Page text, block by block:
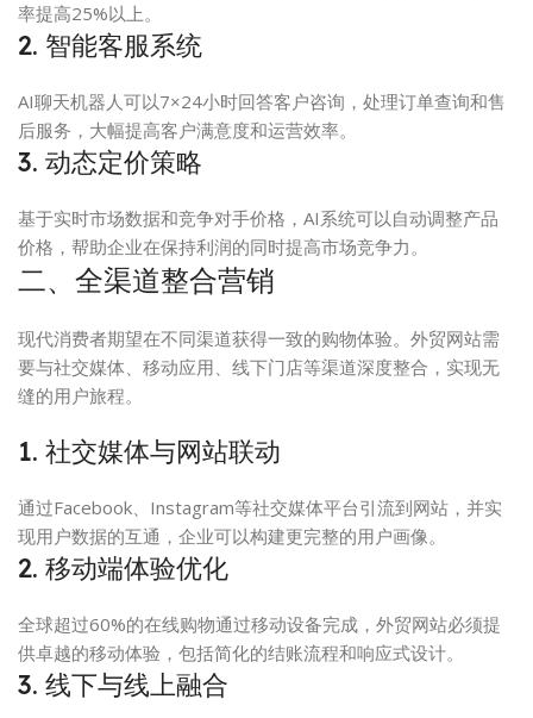
率提高25%以上。
2. 智能客服系统
AI聊天机器人可以7×24小时回答客户咨询，处理订单查询和售
后服务，大幅提高客户满意度和运营效率。
3. 动态定价策略
基于实时市场数据和竞争对手价格，AI系统可以自动调整产品
价格，帮助企业在保持利润的同时提高市场竞争力。
二、全渠道整合营销
现代消费者期望在不同渠道获得一致的购物体验。外贸网站需
要与社交媒体、移动应用、线下门店等渠道深度整合，实现无
缝的用户旅程。
1. 社交媒体与网站联动
通过Facebook、Instagram等社交媒体平台引流到网站，并实
现用户数据的互通，企业可以构建更完整的用户画像。
2. 移动端体验优化
全球超过60%的在线购物通过移动设备完成，外贸网站必须提
供卓越的移动体验，包括简化的结账流程和响应式设计。
3. 线下与线上融合